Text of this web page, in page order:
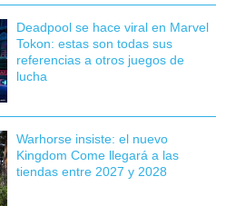
Deadpool se hace viral en Marvel
Tokon: estas son todas sus
referencias a otros juegos de
lucha
Warhorse insiste: el nuevo
Kingdom Come llegará a las
tiendas entre 2027 y 2028